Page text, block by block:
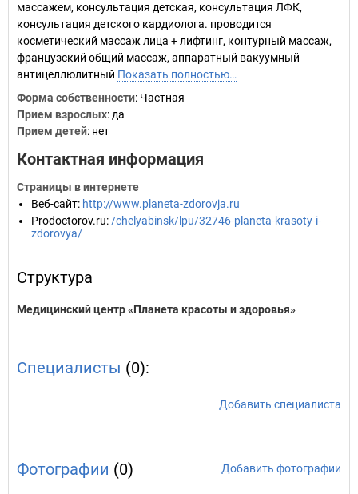
массажем, консультация детская, консультация ЛФК,
консультация детского кардиолога. проводится
косметический массаж лица + лифтинг, контурный массаж,
французский общий массаж, аппаратный вакуумный
антицеллюлитный Показать полностью…
Форма собственности: Частная
Прием взрослых: да
Прием детей: нет
Контактная информация
Страницы в интернете
Веб-сайт: http://www.planeta-zdorovja.ru
Prodoctorov.ru: /chelyabinsk/lpu/32746-planeta-krasoty-i-
zdorovya/
Структура
Медицинский центр «Планета красоты и здоровья»
Специалисты (0):
Добавить специалиста
Фотографии (0) Добавить фотографии